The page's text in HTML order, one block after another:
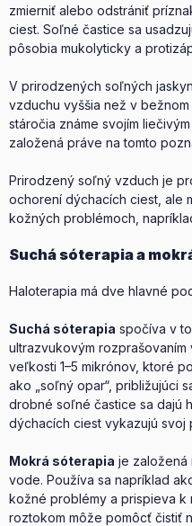
zmierniť alebo odstrániť
ciest. Soľné častice sa
pôsobia mukolyticky a
V prirodzených soľných
vzduchu vyššia než v
stáročia známe svojím
založená práve na tomto
Prirodzený soľný vzduch je
ochorení dýchacích ciest, ale
kožných problémoch,
Suchá sóterapia a
Haloterapia má dve hlavné
Suchá sóterapia spočíva v
ultrazvukovým
veľkosti 1–5 mikrónov, ktoré
ako „soľný opar“, približujúci
drobné soľné častice sa dajú
dýchacích ciest vykazujú svoj
Mokrá sóterapia je založená
vode. Používa sa napríklad
kožné problémy a prispieva k
roztokom môže pomôcť čistiť